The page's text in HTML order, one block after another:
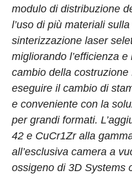
modulo di distribuzione
l’uso di più materiali
sinterizzazione laser
migliorando l’efficienza
cambio della costruzione
eseguire il cambio di
e conveniente con la
per grandi formati.
42 e CuCr1Zr alla
all’esclusiva camera a
ossigeno di 3D Systems